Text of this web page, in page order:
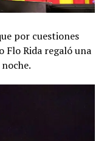
por cuestiones
Flo Rida regaló una